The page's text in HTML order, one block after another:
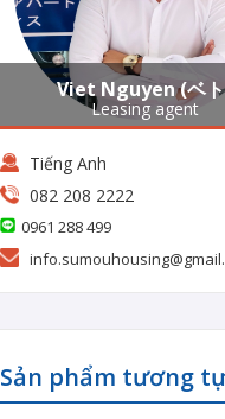
Viet Nguyen (ベ
Leasing agent
Tiếng Anh
082 208 2222
0961 288 499
Sản phẩm tương